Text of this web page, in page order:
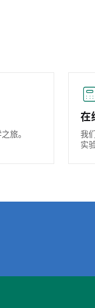
旅。
在
我
实